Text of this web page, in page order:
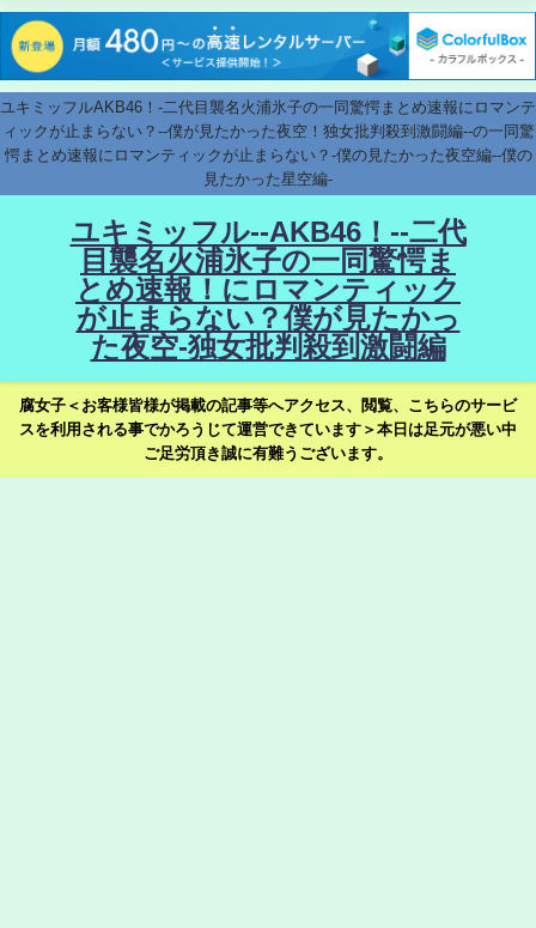
ユキミッフルAKB46！-二代目襲名火浦氷子の一同驚愕まとめ速報にロマンテ
ィックが止まらない？--僕が見たかった夜空！独女批判殺到激闘編--の一同驚
愕まとめ速報にロマンティックが止まらない？-僕の見たかった夜空編--僕の
見たかった星空編-
ユキミッフル--AKB46！--二代
目襲名火浦氷子の一同驚愕ま
とめ速報！にロマンティック
が止まらない？僕が見たかっ
た夜空-独女批判殺到激闘編
腐女子＜お客様皆様が掲載の記事等へアクセス、閲覧、こちらのサービ
スを利用される事でかろうじて運営できています＞本日は足元が悪い中
ご足労頂き誠に有難うございます。